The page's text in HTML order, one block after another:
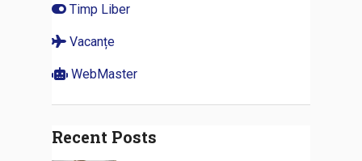
Timp Liber
Vacanțe
WebMaster
Recent Posts